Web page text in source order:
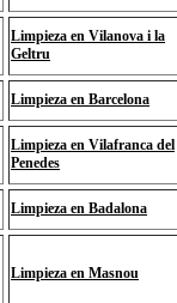
Limpieza en Vilanova i la
Geltru
Limpieza en Barcelona
Limpieza en Vilafranca del
Penedes
Limpieza en Badalona
Limpieza en Masnou